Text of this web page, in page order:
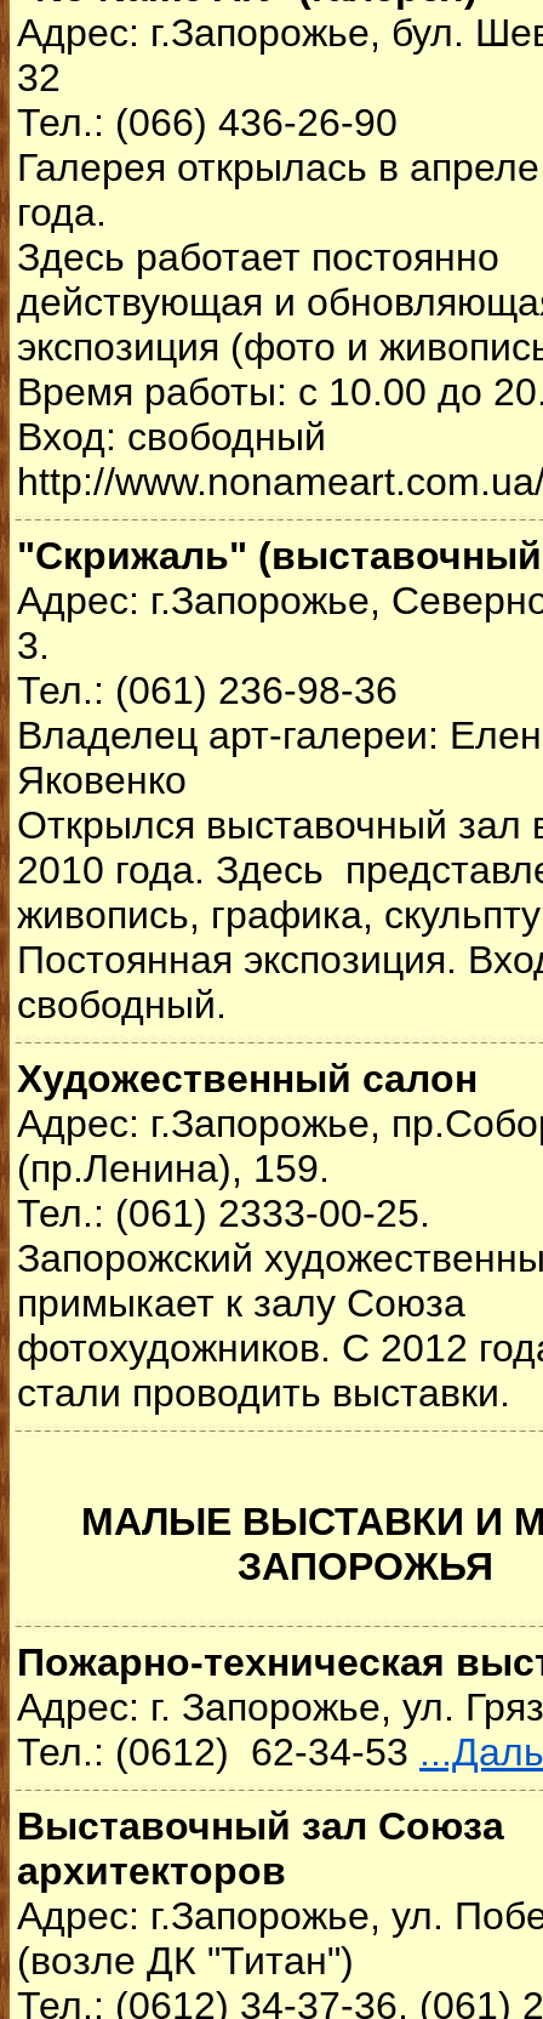
Адрес: г.Запорожье, бул.
32
Тел.: (066) 436-26-90
Галерея открылась в
года.
Здесь работает постоянно
действующая и
экспозиция (фото и
Время работы: с 10.00 до
Вход: свободный
http://
"Скрижаль" (выставочный
Адрес: г.Запорожье,
3.
Тел.: (061) 236-98-36
Владелец арт-галереи:
Яковенко
Открылся выставочный зал
2010 года. Здесь
живопись, графика,
Постоянная экспозиция.
свободный.
Художественный салон
Адрес: г.Запорожье,
(пр.Ленина), 159.
Тел.: (061) 2333-00-25.
Запорожский
примыкает к залу Союза
фотохудожников. С 2012
стали проводить выставки.
МАЛЫЕ ВЫСТАВКИ И
ЗАПОРОЖЬЯ
Пожарно-техническая
Адрес: г. Запорожье, ул.
Тел.: (0612) 62-34-53
Выставочный зал Союза
архитекторов
Адрес: г.Запорожье, ул.
(возле ДК "Титан")
Тел.: (0612) 34-37-36, (061)